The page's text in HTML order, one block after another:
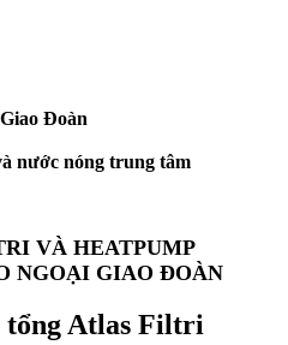
Đoàn
nước nóng trung tâm
VÀ HEATPUMP
NGOẠI GIAO ĐOÀN
tổng Atlas Filtri